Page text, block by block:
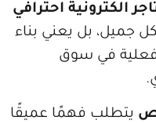
احترافي
بناء
سوق
عميقًا